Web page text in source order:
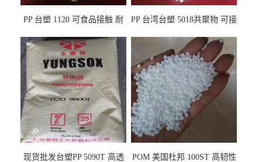
PP 台塑 1120 可食品接触 耐
PP 台湾台塑 5018共聚物 可接
现货批发台塑PP 5090T 高透
POM 美国杜邦 100ST 高韧性